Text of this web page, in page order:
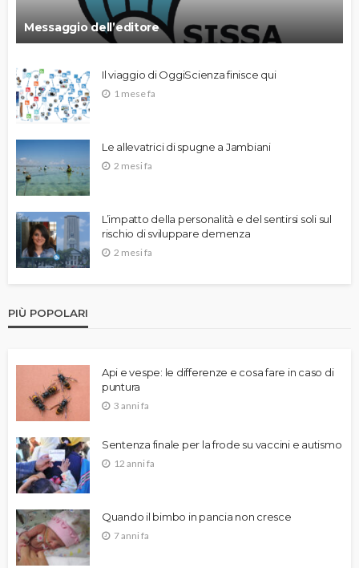
Messaggio dell’editore
Il viaggio di OggiScienza finisce qui
1 mese fa
Le allevatrici di spugne a Jambiani
2 mesi fa
L’impatto della personalità e del sentirsi soli sul
rischio di sviluppare demenza
2 mesi fa
PIÙ POPOLARI
Api e vespe: le differenze e cosa fare in caso di
puntura
3 anni fa
Sentenza finale per la frode su vaccini e autismo
12 anni fa
Quando il bimbo in pancia non cresce
7 anni fa